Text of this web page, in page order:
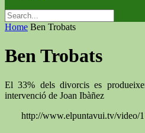
Home Ben Trobats
Ben Trobats
El 33% dels divorcis es
intervenció de Joan Ibàñez
http://www.elpuntavui.tv/video/